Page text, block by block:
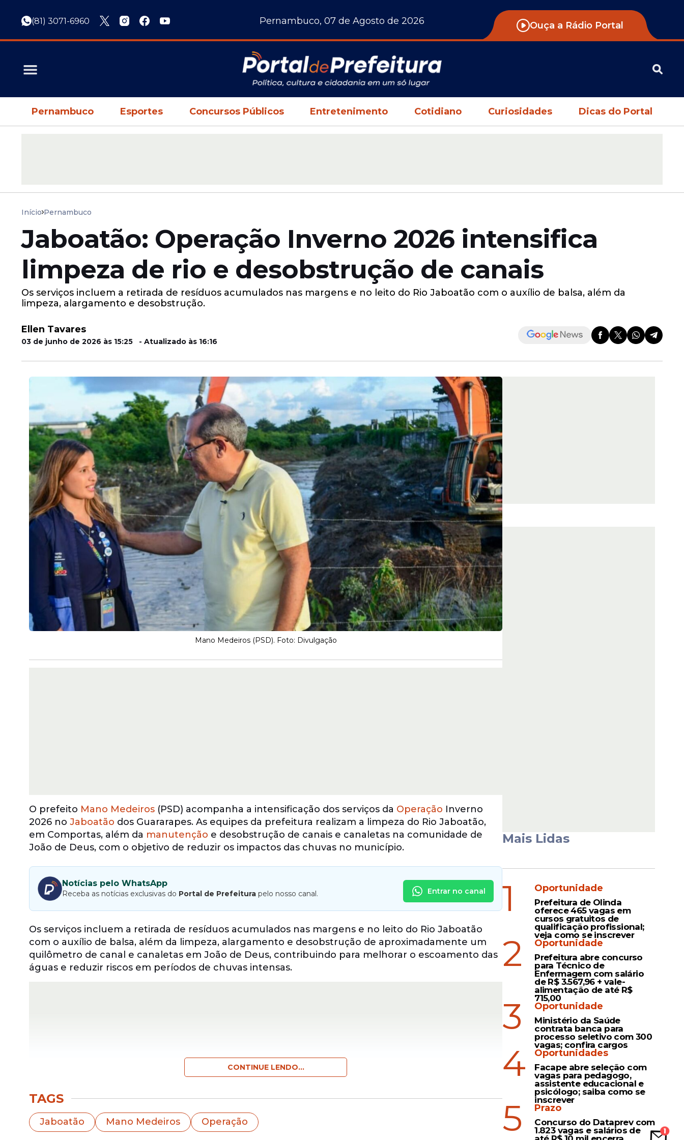
(81) 3071-6960 Pernambuco, 07 de Agosto de 2026 Ouça a Rádio Portal
Pernambuco Esportes Concursos Públicos Entretenimento Cotidiano Curiosidades Dicas do Portal
Início Pernambuco
Jaboatão: Operação Inverno 2026 intensifica
limpeza de rio e desobstrução de canais
Os serviços incluem a retirada de resíduos acumulados nas margens e no leito do Rio Jaboatão com o auxílio de balsa, além da
limpeza, alargamento e desobstrução.
Ellen Tavares
03 de junho de 2026 às 15:25 - Atualizado às 16:16
Mano Medeiros (PSD). Foto: Divulgação
O prefeito Mano Medeiros (PSD) acompanha a intensificação dos serviços da Operação Inverno
2026 no Jaboatão dos Guararapes. As equipes da prefeitura realizam a limpeza do Rio Jaboatão,
em Comportas, além da manutenção e desobstrução de canais e canaletas na comunidade de
João de Deus, com o objetivo de reduzir os impactos das chuvas no município.
Notícias pelo WhatsApp
Receba as notícias exclusivas do Portal de Prefeitura pelo nosso canal. Entrar no canal
Os serviços incluem a retirada de resíduos acumulados nas margens e no leito do Rio Jaboatão
com o auxílio de balsa, além da limpeza, alargamento e desobstrução de aproximadamente um
quilômetro de canal e canaletas em João de Deus, contribuindo para melhorar o escoamento das
águas e reduzir riscos em períodos de chuvas intensas.
As intervenções fazem parte do conjunto deações
CONTINUE LENDO...
TAGS
Jaboatão Mano Medeiros Operação
Mais Lidas
1 Oportunidade
Prefeitura de Olinda
oferece 465 vagas em
cursos gratuitos de
qualificação profissional;
veja como se inscrever
2 Oportunidade
Prefeitura abre concurso
para Técnico de
Enfermagem com salário
de R$ 3.567,96 + vale-
alimentação de até R$
715,00
3 Oportunidade
Ministério da Saúde
contrata banca para
processo seletivo com 300
vagas; confira cargos
4 Oportunidades
Facape abre seleção com
vagas para pedagogo,
assistente educacional e
psicólogo; saiba como se
inscrever
5 Prazo
Concurso do Dataprev com
1.823 vagas e salários de